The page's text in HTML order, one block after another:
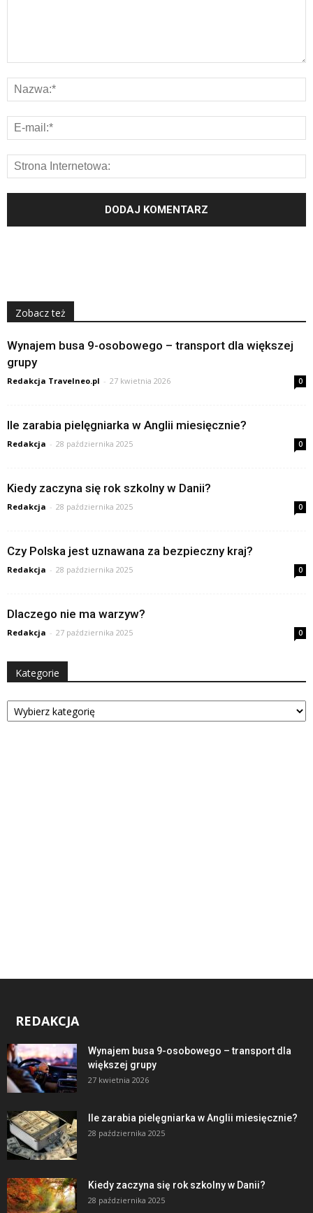
Zobacz też
Wynajem busa 9-osobowego – transport dla większej
grupy
Redakcja Travelneo.pl - 27 kwietnia 2026 0
Ile zarabia pielęgniarka w Anglii miesięcznie?
Redakcja - 28 października 2025 0
Kiedy zaczyna się rok szkolny w Danii?
Redakcja - 28 października 2025 0
Czy Polska jest uznawana za bezpieczny kraj?
Redakcja - 28 października 2025 0
Dlaczego nie ma warzyw?
Redakcja - 27 października 2025 0
Kategorie
Kategorie
REDAKCJA
Wynajem busa 9-osobowego – transport dla
większej grupy
27 kwietnia 2026
Ile zarabia pielęgniarka w Anglii miesięcznie?
28 października 2025
Kiedy zaczyna się rok szkolny w Danii?
28 października 2025